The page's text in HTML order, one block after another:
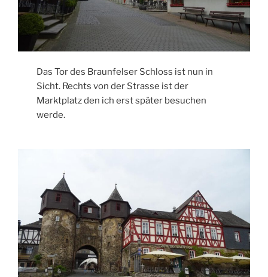
Das Tor des Braunfelser Schloss ist nun in
Sicht. Rechts von der Strasse ist der
Marktplatz den ich erst später besuchen
werde.